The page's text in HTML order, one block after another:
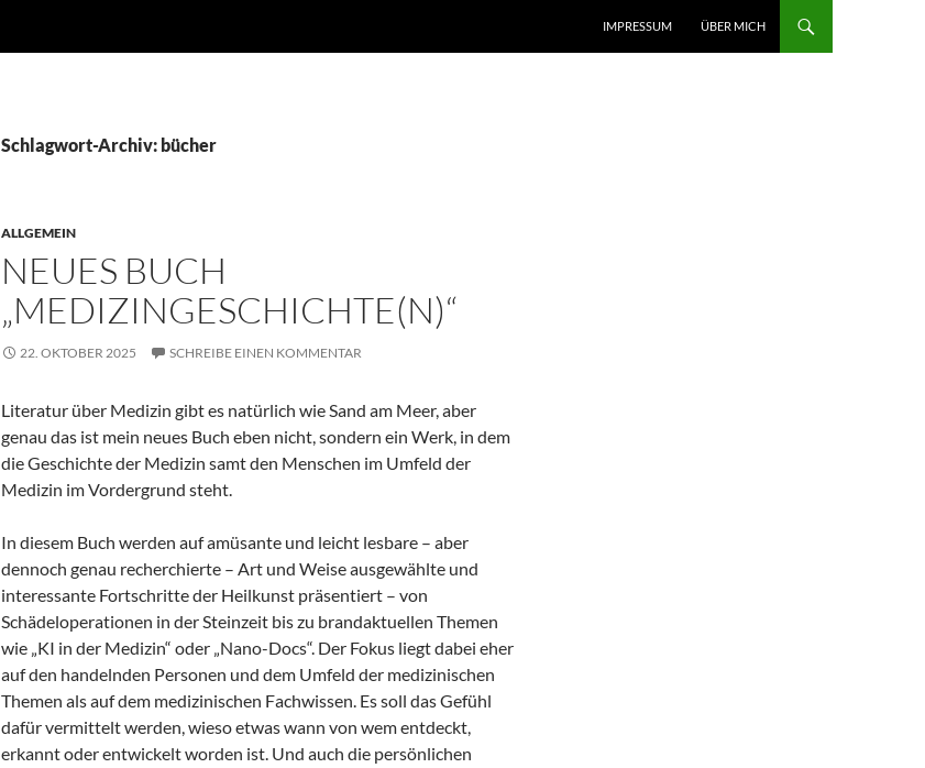
IMPRESSUM ÜBER MICH
Schlagwort-Archiv: bücher
ALLGEMEIN
NEUES BUCH
„MEDIZINGESCHICHTE(N)“
22. OKTOBER 2025 SCHREIBE EINEN KOMMENTAR
Literatur über Medizin gibt es natürlich wie Sand am Meer, aber
genau das ist mein neues Buch eben nicht, sondern ein Werk, in dem
die Geschichte der Medizin samt den Menschen im Umfeld der
Medizin im Vordergrund steht.
In diesem Buch werden auf amüsante und leicht lesbare – aber
dennoch genau recherchierte – Art und Weise ausgewählte und
interessante Fortschritte der Heilkunst präsentiert – von
Schädeloperationen in der Steinzeit bis zu brandaktuellen Themen
wie „KI in der Medizin“ oder „Nano-Docs“. Der Fokus liegt dabei eher
auf den handelnden Personen und dem Umfeld der medizinischen
Themen als auf dem medizinischen Fachwissen. Es soll das Gefühl
dafür vermittelt werden, wieso etwas wann von wem entdeckt,
erkannt oder entwickelt worden ist. Und auch die persönlichen